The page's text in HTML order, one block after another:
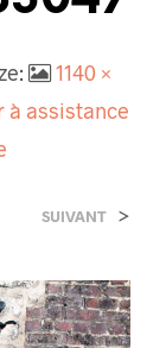
1140 ×
à assistance
SUIVANT >